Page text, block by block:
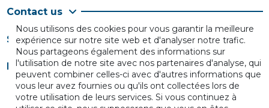
Contact us
Suivez-nous
Newsletter
Nous utilisons des cookies pour vous garantir la meilleure
expérience sur notre site web et d'analyser notre trafic.
Nous partageons également des informations sur
l'utilisation de notre site avec nos partenaires d'analyse, qui
peuvent combiner celles-ci avec d'autres informations que
vous leur avez fournies ou qu'ils ont collectées lors de
votre utilisation de leurs services. Si vous continuez à